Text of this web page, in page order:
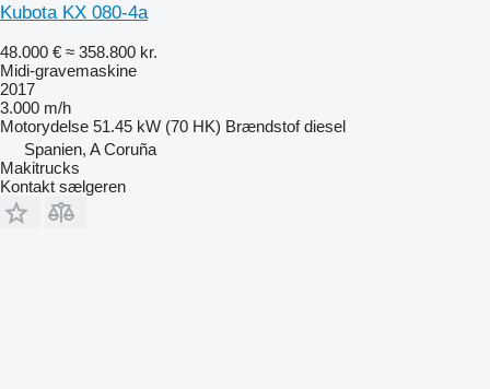
Kubota KX 080-4a
48.000 € ≈ 358.800 kr.
Midi-gravemaskine
2017
3.000 m/h
Motorydelse 51.45 kW (70 HK) Brændstof diesel
Spanien, A Coruña
Makitrucks
Kontakt sælgeren